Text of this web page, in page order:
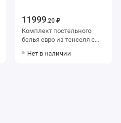
11999.20 ₽
Комплект постельного
белья евро из тенселя с
с наволочками 70х70 2 шт
Нет в наличии